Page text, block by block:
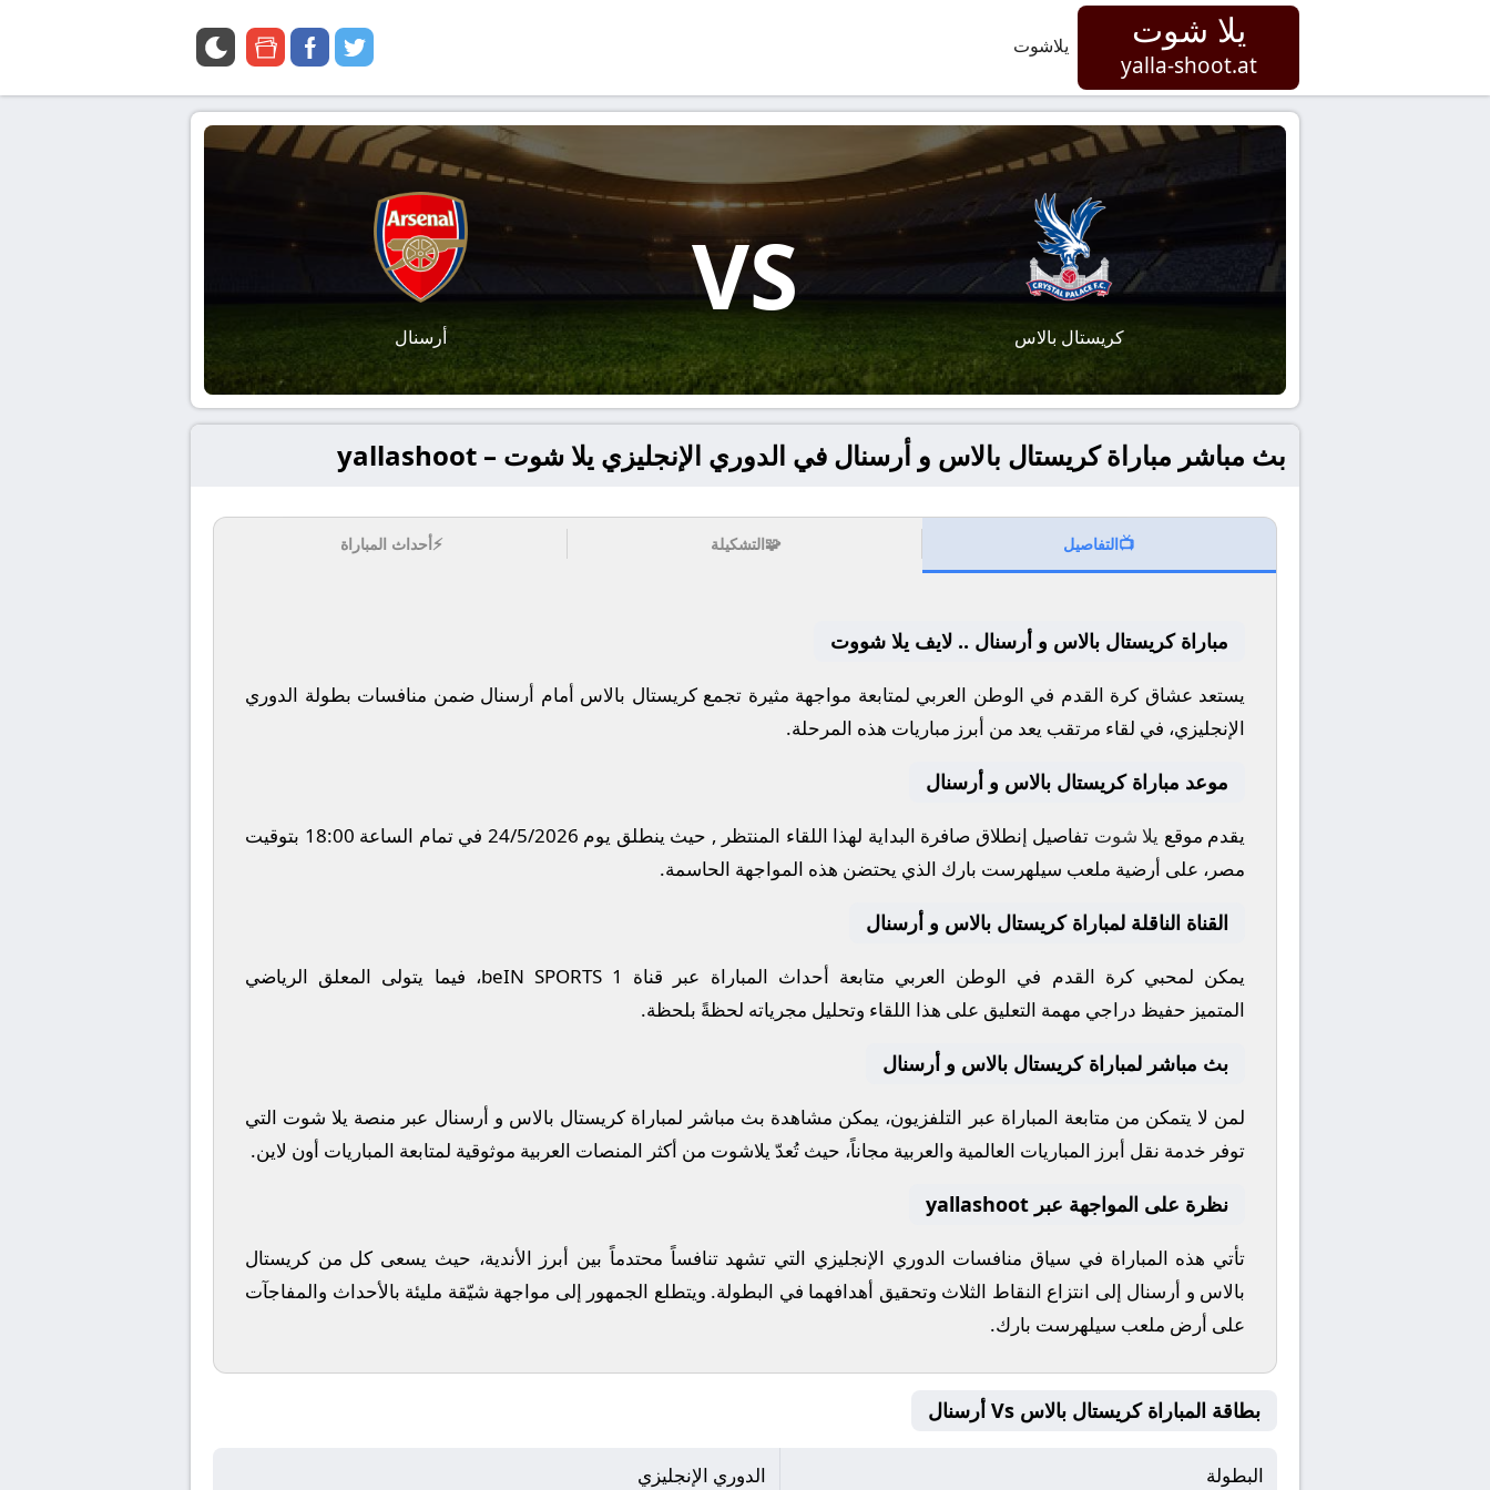
يلا شوت
yalla-shoot.at
يلاشوت twitter
facebook
google
كريستال بالاس
VS
أرسنال
بث مباشر مباراة كريستال بالاس و أرسنال في الدوري الإنجليزي يلا شوت – yallashoot
📺التفاصيل 🧩التشكيلة ⚡أحداث المباراة
مباراة كريستال بالاس و أرسنال .. لايف يلا شووت
يستعد عشاق كرة القدم في الوطن العربي لمتابعة مواجهة مثيرة تجمعكريستال بالاس أمام أرسنال ضمن منافسات بطولة الدوري
الإنجليزي، في لقاء مرتقب يعد من أبرز مباريات هذه المرحلة.
موعد مباراة كريستال بالاس و أرسنال
يقدم موقع يلا شوت تفاصيل إنطلاق صافرة البداية لهذا اللقاء المنتظر , حيث ينطلق يوم 24/5/2026 في تمام الساعة 18:00 بتوقيت
مصر، على أرضية ملعب سيلهرست بارك الذي يحتضن هذه المواجهة الحاسمة.
القناة الناقلة لمباراة كريستال بالاس و أرسنال
يمكن لمحبي كرة القدم في الوطن العربي متابعة أحداث المباراة عبر قناة beIN SPORTS 1، فيما يتولى المعلق الرياضي
المتميز حفيظ دراجي مهمة التعليق على هذا اللقاء وتحليل مجرياته لحظةً بلحظة.
بث مباشر لمباراة كريستال بالاس و أرسنال
لمن لا يتمكن من متابعة المباراة عبر التلفزيون، يمكن مشاهدة بث مباشر لمباراةكريستال بالاس و أرسنال عبر منصة يلا شوت التي
توفر خدمة نقل أبرز المباريات العالمية والعربية مجاناً، حيث تُعدّ يلاشوت من أكثر المنصات العربية موثوقية لمتابعة المباريات أون لاين.
نظرة على المواجهة عبر yallashoot
تأتي هذه المباراة في سياق منافسات الدوري الإنجليزي التي تشهد تنافساً محتدماً بين أبرز الأندية، حيث يسعى كل من كريستال
بالاس و أرسنال إلى انتزاع النقاط الثلاث وتحقيق أهدافهما في البطولة. ويتطلع الجمهور إلى مواجهة شيّقة مليئة بالأحداث والمفاجآت
على أرض ملعب سيلهرست بارك.
بطاقة المباراة كريستال بالاس Vs أرسنال
البطولة الدوري الإنجليزي